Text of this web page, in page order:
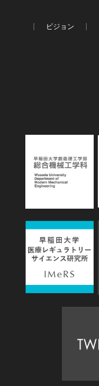
ビジョン